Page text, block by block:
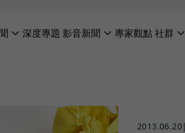
深度專題 影音新聞 專家觀點社群
2013.06.20|